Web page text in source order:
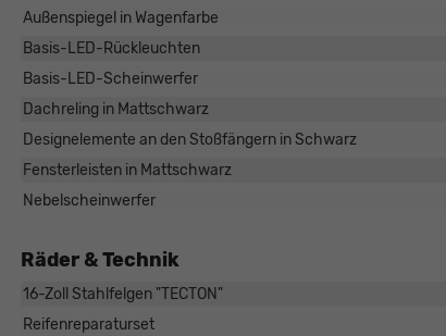
Außenspiegel in Wagenfarbe
Basis-LED-Rückleuchten
Basis-LED-Scheinwerfer
Dachreling in Mattschwarz
Designelemente an den Stoßfängern in Schwarz
Fensterleisten in Mattschwarz
Nebelscheinwerfer
Räder & Technik
16-Zoll Stahlfelgen "TECTON"
Reifenreparaturset